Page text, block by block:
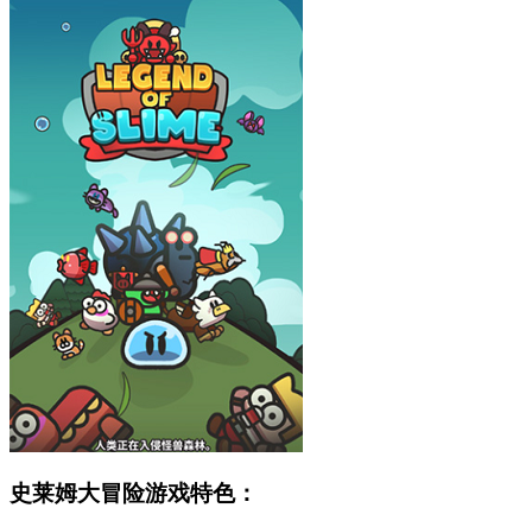
史莱姆大冒险游戏特色：